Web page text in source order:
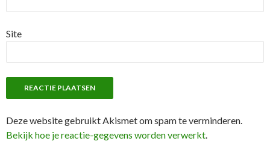
Site
Deze website gebruikt Akismet om spam te verminderen.
Bekijk hoe je reactie-gegevens worden verwerkt.